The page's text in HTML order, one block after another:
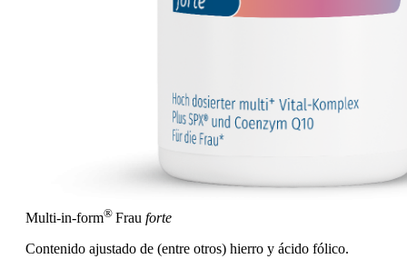
Multi-in-form® Frau forte
Contenido ajustado de (entre otros) hierro y ácido fólico.